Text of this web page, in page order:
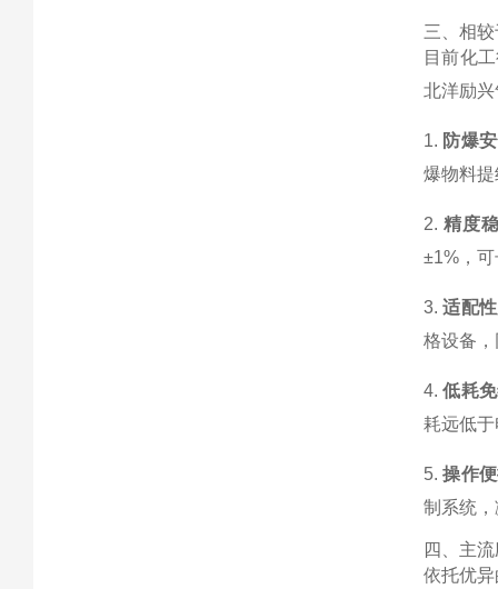
三、相
目前化
北洋励
1. 防爆
爆物料
2. 精度
±1%，
3.适配
格设备
4.低耗
耗远低
5.操作
制系统
四、主
依托优